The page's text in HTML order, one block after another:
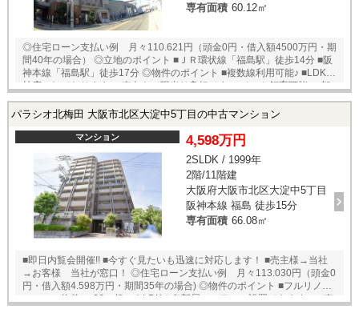
専有面積 60.12㎡
◎住宅ローン支払い例 月々110.621円（頭金0円・借入額4500万円・期
間40年の場合） ◎立地のポイント ■ＪＲ環状線「福島駅」徒歩14分 ■阪
神本線「福島駅」徒歩17分 ◎物件のポイント ■複数線利用可能♪ ■LDK15
帖広々しております♪ ■南向きで陽当り良好です♪ ■ペット飼育可能♪ ■都
うぞ♪ ★即日内覧可能物件！お好きな日時でご内覧可能！★ 当店までお
フォームよりお問い合わせ下さい！業務に精通したスタッフが丁寧に対
応致します。ご来店が困難な場合は、ご希望場所でのお待ち合わせも可
能です。 ※当社ではネットで他社様が広告している物件も同時に紹介・
案内可能です。 併せて内覧を希望される際は、物件名を担当者までお申
し付け下さい。
パラシオ北梅田 大阪市北区大淀中5丁目の中古マンション
マンション 4,598万円
2SLDK / 1999年
2階/11階建
大阪府大阪市北区大淀中5丁目
阪神本線 福島 徒歩15分
専有面積 66.08㎡
■即日内覧会開催!! ■今すぐ見たいも迅速に対応します！ ■売主様→当社
→お客様 当社が窓口！ ◎住宅ローン支払い例 月々113.030円（頭金0
円・借入額4.598万円・期間35年の場合) ◎物件のポイント ■フルリノベ
ーション物件♪ ■66㎡超の３LDK！各部屋にエアコン設置できます。 ■南